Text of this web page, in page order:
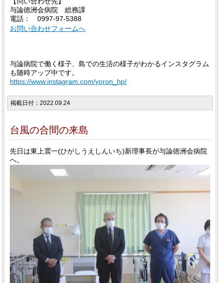
与論徳洲会病院 総務課
電話： 0997-97-5388
お問い合わせフォームへ
与論病院で働く様子、島での生活の様子がわかるインスタグラム
も随時アップ中です。
https://www.instagram.com/yoron_hp/
掲載日付：2022.09.24
台風の合間の来島
先日は東上震一(ひがしうえしんいち)新理事長が与論徳洲会病院
へ。